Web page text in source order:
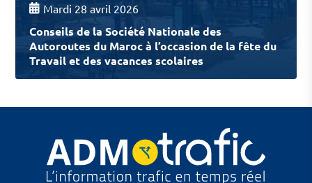
Mardi 28 avril 2026
Conseils de la Société Nationale des
Autoroutes du Maroc à l’occasion de la fête du
Travail et des vacances scolaires